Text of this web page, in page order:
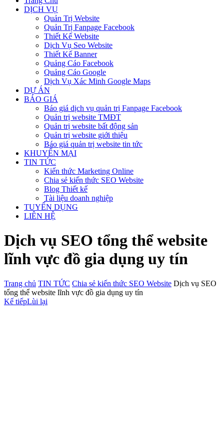
DỊCH VỤ
Quản Trị Website
Quản Trị Fanpage Facebook
Thiết Kế Website
Dịch Vụ Seo Website
Thiết Kế Banner
Quảng Cáo Facebook
Quảng Cáo Google
Dịch Vụ Xác Minh Google Maps
DỰ ÁN
BÁO GIÁ
Báo giá dịch vụ quản trị Fanpage Facebook
Quản trị website TMĐT
Quản trị website bất động sản
Quản trị website giới thiệu
Báo giá quản trị website tin tức
KHUYẾN MẠI
TIN TỨC
Kiến thức Marketing Online
Chia sẻ kiến thức SEO Website
Blog Thiết kế
Tài liệu doanh nghiệp
TUYỂN DỤNG
LIÊN HỆ
Dịch vụ SEO tổng thể website
lĩnh vực đồ gia dụng uy tín
Trang chủ TIN TỨC Chia sẻ kiến thức SEO Website Dịch vụ SEO
tổng thể website lĩnh vực đồ gia dụng uy tín
Kế tiếpLùi lại